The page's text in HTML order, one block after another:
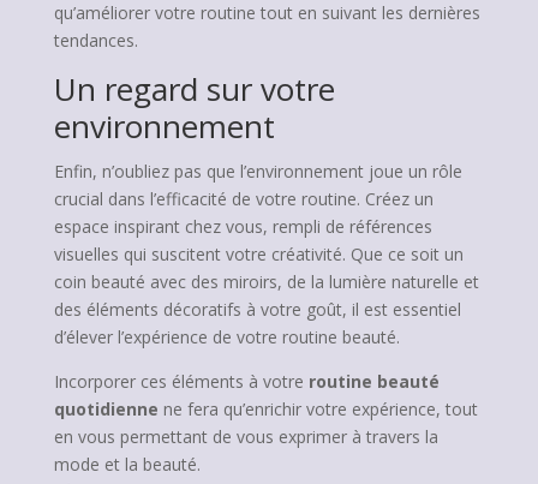
qu’améliorer votre routine tout en suivant les dernières
tendances.
Un regard sur votre
environnement
Enfin, n’oubliez pas que l’environnement joue un rôle
crucial dans l’efficacité de votre routine. Créez un
espace inspirant chez vous, rempli de références
visuelles qui suscitent votre créativité. Que ce soit un
coin beauté avec des miroirs, de la lumière naturelle et
des éléments décoratifs à votre goût, il est essentiel
d’élever l’expérience de votre routine beauté.
Incorporer ces éléments à votre routine beauté
quotidienne ne fera qu’enrichir votre expérience, tout
en vous permettant de vous exprimer à travers la
mode et la beauté.